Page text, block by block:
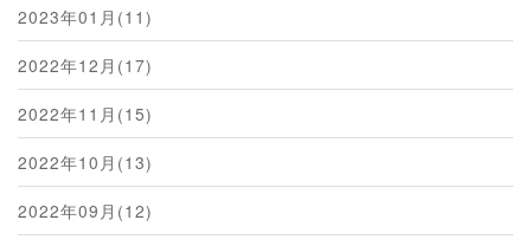
2023年01月(11)
2022年12月(17)
2022年11月(15)
2022年10月(13)
2022年09月(12)